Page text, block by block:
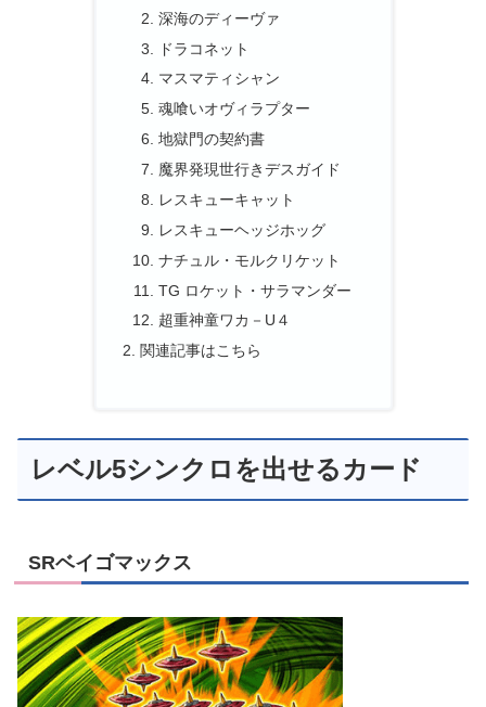
深海のディーヴァ
ドラコネット
マスマティシャン
魂喰いオヴィラプター
地獄門の契約書
魔界発現世行きデスガイド
レスキューキャット
レスキューヘッジホッグ
ナチュル・モルクリケット
TG ロケット・サラマンダー
超重神童ワカ－U４
関連記事はこちら
レベル5シンクロを出せるカード
SRベイゴマックス